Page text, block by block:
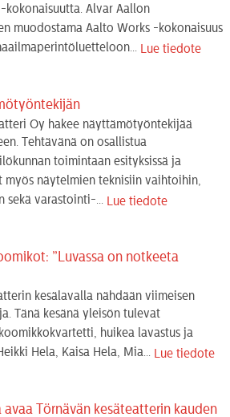
kokonaisuutta. Alvar Aallon
muodostama Aalto Works -kokonaisuus
Lue tiedote
Oy hakee näyttämötyöntekijää
Tehtävänä on osallistua
toimintaan esityksissä ja
myös näytelmien teknisiin vaihtoihin,
sekä varastointi-...
Lue tiedote
”Luvassa on notkeeta
kesälavalla nähdään viimeisen
Tänä kesänä yleisön tulevat
huikea lavastus ja
Hela, Kaisa Hela, Mia...
Lue tiedote
avaa Törnävän kesäteatterin kauden